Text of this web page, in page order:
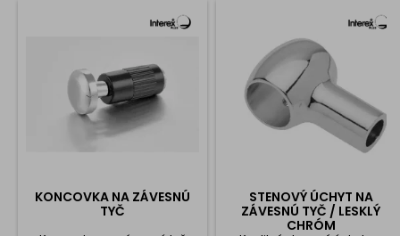
KONCOVKA NA ZÁVESNÚ
TYČ
STENOVÝ ÚCHYT NA
ZÁVESNÚ TYČ / LESKLÝ
CHRÓM